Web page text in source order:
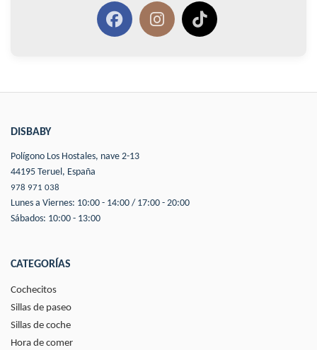
DISBABY
Polígono Los Hostales, nave 2-13
44195 Teruel, España
978 971 038
Lunes a Viernes: 10:00 - 14:00 / 17:00 - 20:00
Sábados: 10:00 - 13:00
CATEGORÍAS
Cochecitos
Sillas de paseo
Sillas de coche
Hora de comer